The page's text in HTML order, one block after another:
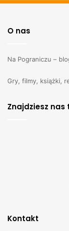
O nas
Na Pograniczu –
Gry, filmy, książki,
Znajdziesz
Kontakt